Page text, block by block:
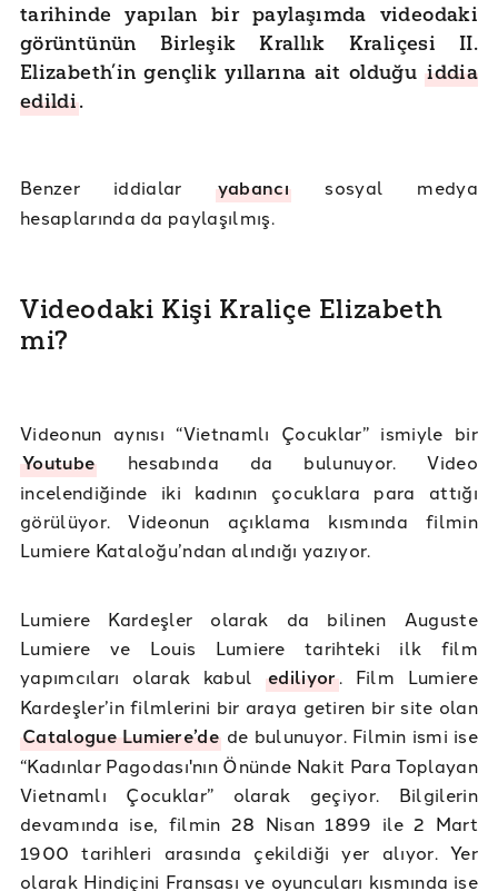
tarihinde yapılan bir paylaşımda videodaki
görüntünün Birleşik Krallık Kraliçesi II.
Elizabeth’in gençlik yıllarına ait olduğuiddia
edildi.
Benzer iddialar yabancı sosyal medya
hesaplarında da paylaşılmış.
Videodaki Kişi Kraliçe Elizabeth
mi?
Videonun aynısı “Vietnamlı Çocuklar” ismiyle bir
Youtube hesabında da bulunuyor. Video
incelendiğinde iki kadının çocuklara para attığı
görülüyor. Videonun açıklama kısmında filmin
Lumiere Kataloğu’ndan alındığı yazıyor.
Lumiere Kardeşler olarak da bilinen Auguste
Lumiere ve Louis Lumiere tarihteki ilk film
yapımcıları olarak kabulediliyor. Film Lumiere
Kardeşler’in filmlerini bir araya getiren bir site olan
Catalogue Lumiere’de de bulunuyor. Filmin ismi ise
“Kadınlar Pagodası'nın Önünde Nakit Para Toplayan
Vietnamlı Çocuklar” olarak geçiyor. Bilgilerin
devamında ise, filmin 28 Nisan 1899 ile 2 Mart
1900 tarihleri arasında çekildiği yer alıyor. Yer
olarak Hindiçini Fransası ve oyuncuları kısmında ise